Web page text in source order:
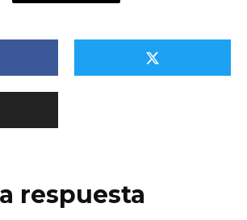
respuesta